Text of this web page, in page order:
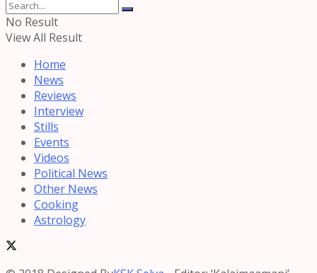
No Result
View All Result
Home
News
Reviews
Interview
Stills
Events
Videos
Political News
Other News
Cooking
Astrology